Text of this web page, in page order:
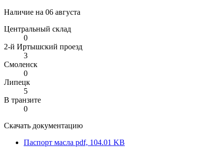
Наличие на 06 августа
Центральный склад
0
2-й Иртышский проезд
3
Смоленск
0
Липецк
5
В транзите
0
Скачать документацию
Паспорт масла pdf, 104.01 KB